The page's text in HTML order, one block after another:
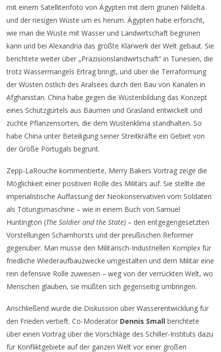
mit einem Satellitenfoto von Ägypten mit dem grünen Nildelta
und der riesigen Wüste um es herum. Ägypten habe erforscht,
wie man die Wüste mit Wasser und Landwirtschaft begrünen
kann und bei Alexandria das größte Klärwerk der Welt gebaut. Sie
berichtete weiter über „Präzisionslandwirtschaft“ in Tunesien, die
trotz Wassermangels Ertrag bringt, und über die Terraformung
der Wüsten östlich des Aralsees durch den Bau von Kanälen in
Afghanistan. China habe gegen die Wüstenbildung das Konzept
eines Schutzgürtels aus Bäumen und Grasland entwickelt und
züchte Pflanzensorten, die dem Wüstenklima standhalten. So
habe China unter Beteiligung seiner Streitkräfte ein Gebiet von
der Größe Portugals begrünt.
Zepp-LaRouche kommentierte, Merry Bakers Vortrag zeige die
Möglichkeit einer positiven Rolle des Militärs auf. Sie stellte die
imperialistische Auffassung der Neokonservativen vom Soldaten
als Tötungsmaschine – wie in einem Buch von Samuel
Huntington (The Soldier and the State) – den entgegengesetzten
Vorstellungen Scharnhorsts und der preußischen Reformer
gegenüber. Man müsse den Militärisch-Industriellen Komplex für
friedliche Wiederaufbauzwecke umgestalten und dem Militär eine
rein defensive Rolle zuweisen – weg von der verrückten Welt, wo
Menschen glauben, sie müßten sich gegenseitig umbringen.
Anschließend wurde die Diskussion über Wasserentwicklung für
den Frieden vertieft. Co-Moderator Dennis Smallberichtete
über einen Vortrag über die Vorschläge des Schiller-Instituts dazu
für Konfliktgebiete auf der ganzen Welt vor einer großen